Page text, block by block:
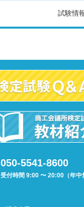
試験情
050-5541-8600
受付時間 9:00 〜 20:00（年中